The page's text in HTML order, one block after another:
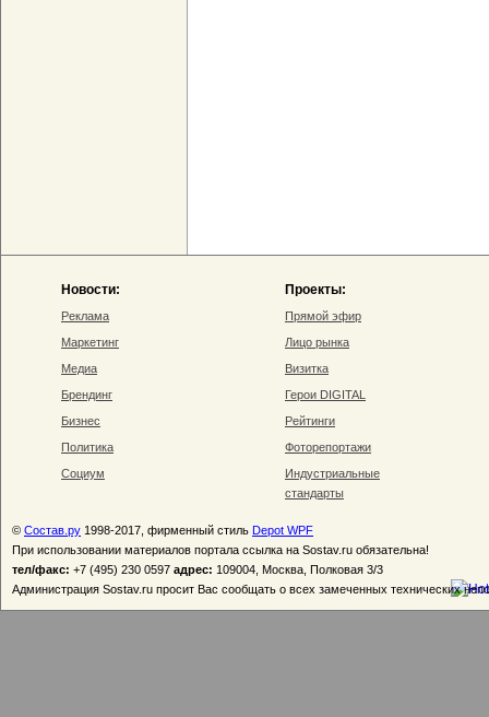
Новости:
Реклама
Маркетинг
Медиа
Брендинг
Бизнес
Политика
Социум
Проекты:
Прямой эфир
Лицо рынка
Визитка
Герои DIGITAL
Рейтинги
Фоторепортажи
Индустриальные
стандарты
© Состав.ру 1998-2017, фирменный стиль Depot WPF
При использовании материалов портала ссылка на Sostav.ru обязательна!
тел/факс: +7 (495) 230 0597 адрес: 109004, Москва, Полковая 3/3
Администрация Sostav.ru просит Вас сообщать о всех замеченных технических